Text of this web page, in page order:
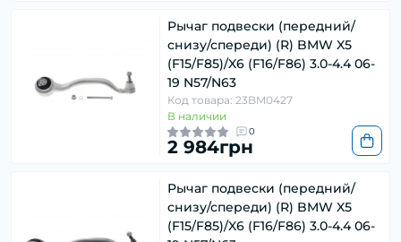
Рычаг подвески (передний/
снизу/спереди) (R) BMW X5
(F15/F85)/X6 (F16/F86) 3.0-4.4 06-
19 N57/N63
Код товара: 23BM0427
В наличии
0
2 984грн
Рычаг подвески (передний/
снизу/спереди) (R) BMW X5
(F15/F85)/X6 (F16/F86) 3.0-4.4 06-